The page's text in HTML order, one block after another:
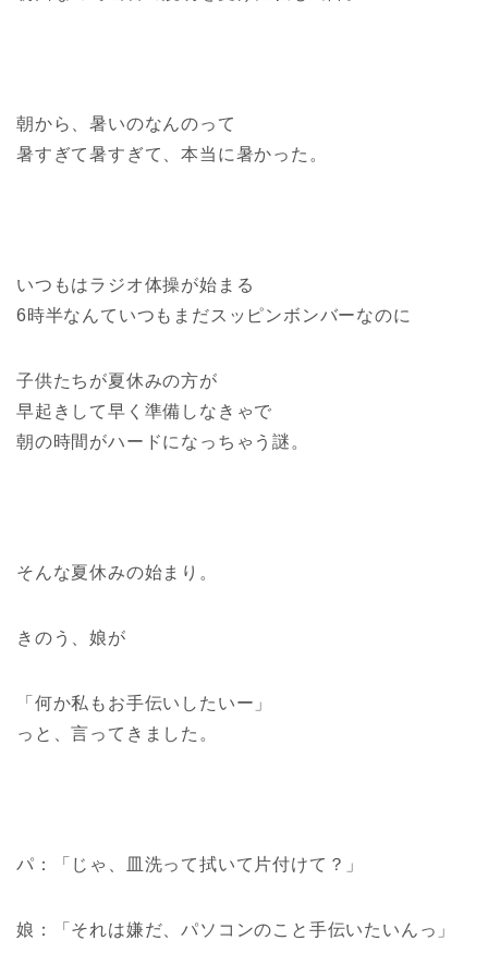
朝から、暑いのなんのって
暑すぎて暑すぎて、本当に暑かった。
いつもはラジオ体操が始まる
6時半なんていつもまだスッピンボンバーなのに
子供たちが夏休みの方が
早起きして早く準備しなきゃで
朝の時間がハードになっちゃう謎。
そんな夏休みの始まり。
きのう、娘が
「何か私もお手伝いしたいー」
っと、言ってきました。
パ：「じゃ、皿洗って拭いて片付けて？」
娘：「それは嫌だ、パソコンのこと手伝いたいんっ」